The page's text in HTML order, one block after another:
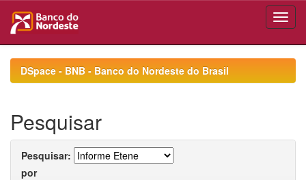
navigationDSpace - BNB - Banco do Nordeste do Brasil
Pesquisar
Pesquisar:
por